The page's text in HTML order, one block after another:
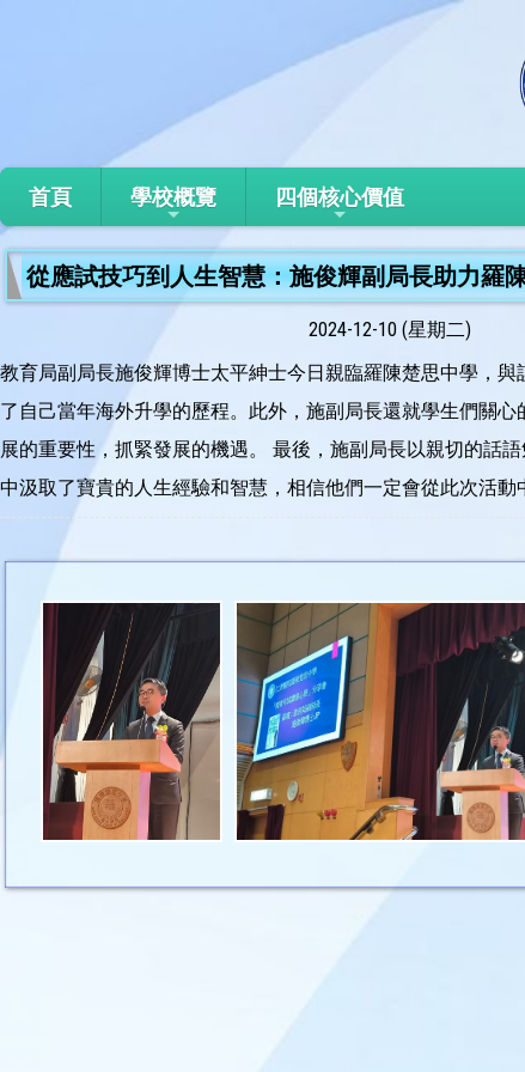
首頁 學校概覽 四個核心價值
從應試技巧到人生智慧：施俊輝副局長助力羅
2024-12-10 (星期二)
教育局副局長施俊輝博士太平紳士今日親臨羅陳楚思中學，
了自己當年海外升學的歷程。此外，施副局長還就學生們關
展的重要性，抓緊發展的機遇。 最後，施副局長以親切的話
中汲取了寶貴的人生經驗和智慧，相信他們一定會從此次活動